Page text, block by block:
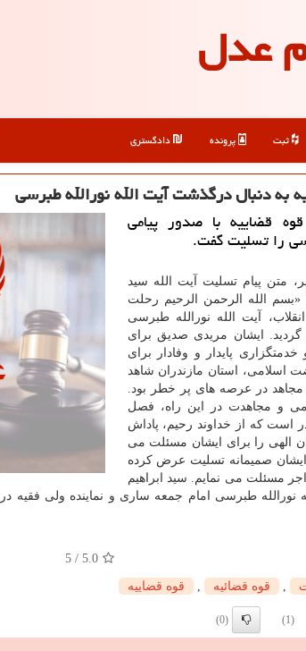
عدل
ثبت پرونده دادگستری
به دنبال درگذشت آیت الله نورالله طبرسی
قضاییه با صدور پیامی
را تسلیت گفت.
متن پیام تسلیت آیت الله سید
الله الرحمن الرحیم رحلت
آیت الله نورالله طبرسی
ایشان مریدی صدیق برای
پایدار و وفادار برای
اسلامی، استان مازندران شاهد
مجاهد در عرصه های پر خطر بود.
و مجاهدت در این راه، فصل
است كه از خداوند رحیم، پاداش
الهی را برای ایشان مسئلت می
ایشان صمیمانه تسلیت عرض كرده
مسئلت می نمایم. سید ابراهیم
نورالله طبرسی امام جمعه ساری و نماینده ولی فقیه
5.0
/
5
قوه قضائیه قوه قضاییه
(1)
(0)